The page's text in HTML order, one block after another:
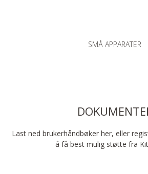
SMÅ APPARATER
Last ned brukerhåndbøker her, eller
å få best mulig støtte fra